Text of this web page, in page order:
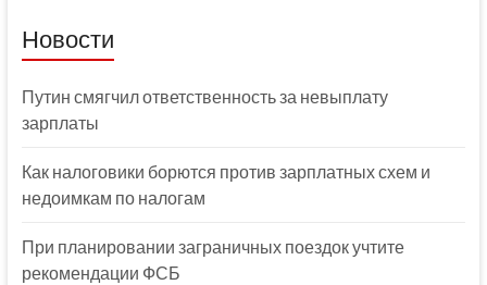
Новости
Путин смягчил ответственность за невыплату
зарплаты
Как налоговики борются против зарплатных схем и
недоимкам по налогам
При планировании заграничных поездок учтите
рекомендации ФСБ